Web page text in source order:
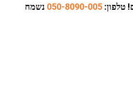
טלפון:
נשמח